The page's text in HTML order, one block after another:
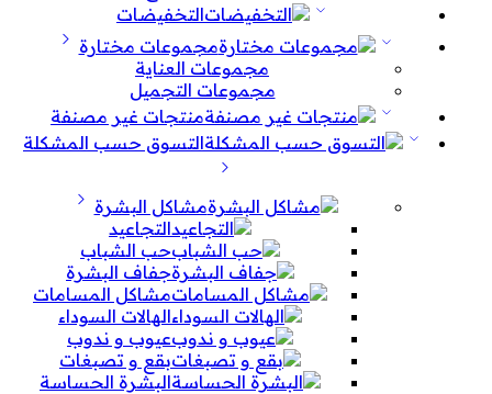
التخفيضات
مجموعات مختارة
مجموعات العناية
مجموعات التجميل
منتجات غير مصنفة
التسوق حسب المشكلة
مشاكل البشرة
التجاعيد
حب الشباب
جفاف البشرة
مشاكل المسامات
الهالات السوداء
عيوب و ندوب
بقع و تصبغات
البشرة الحساسة